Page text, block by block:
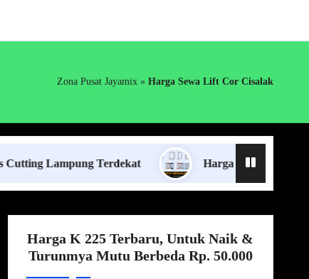
Zona Pusat Jayamix » Harga Sewa Lift Cor Cisalak
Terdekat Harga Borongan Jasa
Harga K 225 Terbaru, Untuk Naik &
Turunmya Mutu Berbeda Rp. 50.000